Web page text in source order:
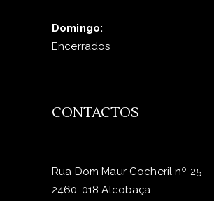
Domingo:
Encerrados
CONTACTOS
Rua Dom Maur Cocheril nº 25
2460-018 Alcobaça